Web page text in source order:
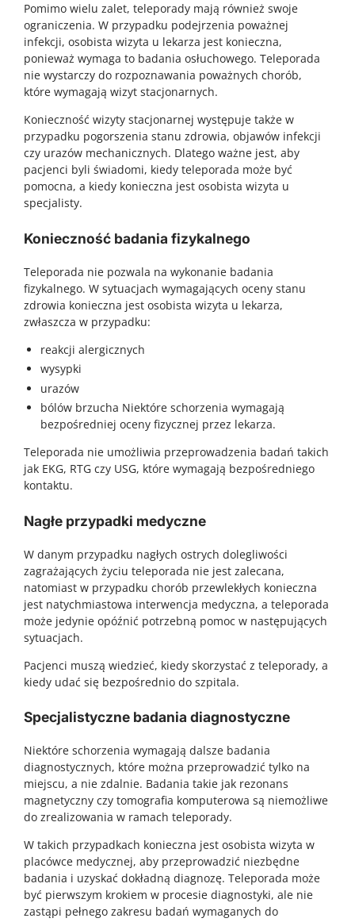
Pomimo wielu zalet, teleporady mają również swoje
ograniczenia. W przypadku podejrzenia poważnej
infekcji, osobista wizyta u lekarza jest konieczna,
ponieważ wymaga to badania osłuchowego. Teleporada
nie wystarczy do rozpoznawania poważnych chorób,
które wymagają wizyt stacjonarnych.
Konieczność wizyty stacjonarnej występuje także w
przypadku pogorszenia stanu zdrowia, objawów infekcji
czy urazów mechanicznych. Dlatego ważne jest, aby
pacjenci byli świadomi, kiedy teleporada może być
pomocna, a kiedy konieczna jest osobista wizyta u
specjalisty.
Konieczność badania fizykalnego
Teleporada nie pozwala na wykonanie badania
fizykalnego. W sytuacjach wymagających oceny stanu
zdrowia konieczna jest osobista wizyta u lekarza,
zwłaszcza w przypadku:
reakcji alergicznych
wysypki
urazów
bólów brzucha Niektóre schorzenia wymagają
bezpośredniej oceny fizycznej przez lekarza.
Teleporada nie umożliwia przeprowadzenia badań takich
jak EKG, RTG czy USG, które wymagają bezpośredniego
kontaktu.
Nagłe przypadki medyczne
W danym przypadku nagłych ostrych dolegliwości
zagrażających życiu teleporada nie jest zalecana,
natomiast w przypadku chorób przewlekłych konieczna
jest natychmiastowa interwencja medyczna, a teleporada
może jedynie opóźnić potrzebną pomoc w następujących
sytuacjach.
Pacjenci muszą wiedzieć, kiedy skorzystać z teleporady, a
kiedy udać się bezpośrednio do szpitala.
Specjalistyczne badania diagnostyczne
Niektóre schorzenia wymagają dalsze badania
diagnostycznych, które można przeprowadzić tylko na
miejscu, a nie zdalnie. Badania takie jak rezonans
magnetyczny czy tomografia komputerowa są niemożliwe
do zrealizowania w ramach teleporady.
W takich przypadkach konieczna jest osobista wizyta w
placówce medycznej, aby przeprowadzić niezbędne
badania i uzyskać dokładną diagnozę. Teleporada może
być pierwszym krokiem w procesie diagnostyki, ale nie
zastąpi pełnego zakresu badań wymaganych do